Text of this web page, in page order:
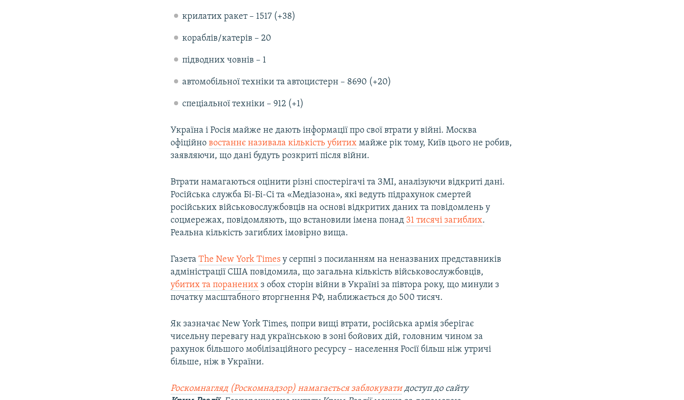
крилатих ракет – 1517 (+38)
кораблів/катерів – 20
підводних човнів – 1
автомобільної техніки та автоцистерн – 8690 (+20)
спеціальної техніки – 912 (+1)
Україна і Росія майже не дають інформації про свої втрати у війні. Москва
офіційновостаннє називала кількість убитих майже рік тому, Київ цього не робив,
заявляючи, що дані будуть розкриті після війни.
Втрати намагаються оцінити різні спостерігачі та ЗМІ, аналізуючи відкриті дані.
Російська служба Бі-Бі-Сі та «Медіазона», які ведуть підрахунок смертей
російських військовослужбовців на основі відкритих даних та повідомлень у
соцмережах, повідомляють, що встановили імена понад 31 тисячі загиблих.
Реальна кількість загиблих імовірно вища.
ГазетаThe New York Times у серпні з посиланням на неназваних представників
адміністрації США повідомила, що загальна кількість військовослужбовців,
убитих та поранених з обох сторін війни в Україні за півтора року, що минули з
початку масштабного вторгнення РФ, наближається до 500 тисяч.
Як зазначає New York Times, попри вищі втрати, російська армія зберігає
чисельну перевагу над українською в зоні бойових дій, головним чином за
рахунок більшого мобілізаційного ресурсу – населення Росії більш ніж утричі
більше, ніж в України.
Роскомнагляд (Роскомнадзор) намагається заблокуватидоступ до сайту